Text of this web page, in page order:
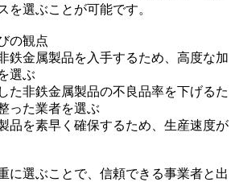
を選ぶことが可能です。
の観点
鉄金属製品を入手するため、高度な加
選ぶ
た非鉄金属製品の不良品率を下げるた
った業者を選ぶ
品を素早く確保するため、生産速度が
に選ぶことで、信頼できる事業者と出